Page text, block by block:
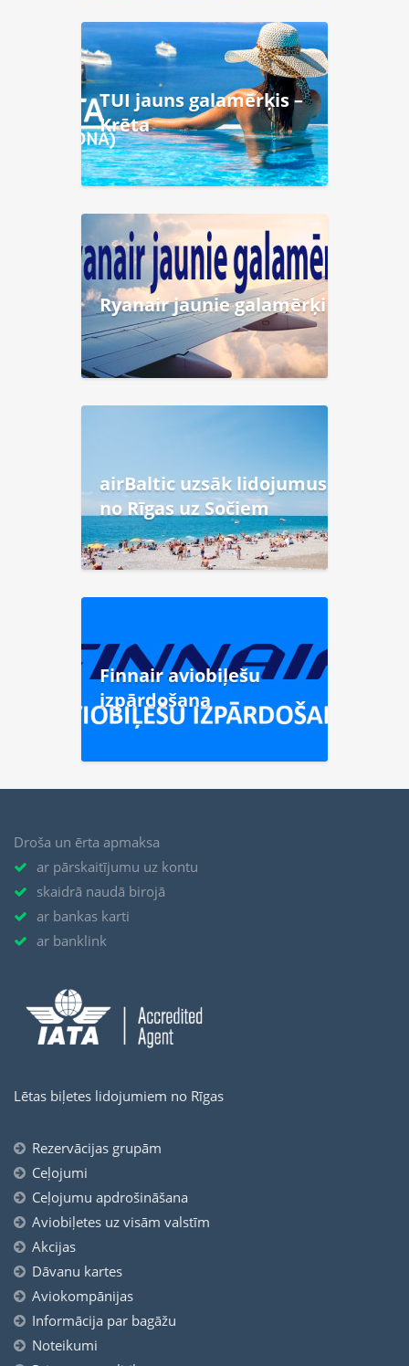
TUI jauns galamērķis –
Krēta
Ryanair jaunie galamērķi
airBaltic uzsāk lidojumus
no Rīgas uz Sočiem
Finnair aviobiļešu
izpārdošana
Droša un ērta apmaksa
ar pārskaitījumu uz kontu
skaidrā naudā birojā
ar bankas karti
ar banklink
Lētas biļetes lidojumiem no Rīgas
Rezervācijas grupām
Ceļojumi
Ceļojumu apdrošināšana
Aviobiļetes uz visām valstīm
Akcijas
Dāvanu kartes
Aviokompānijas
Informācija par bagāžu
Noteikumi